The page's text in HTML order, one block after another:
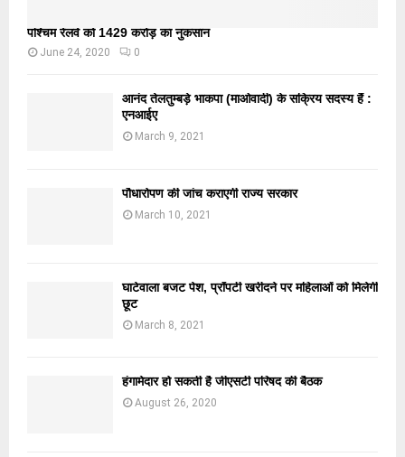
पश्चिम रेलवे को 1429 करोड़ का नुकसान
June 24, 2020 0
आनंद तेलतुम्बड़े भाकपा (माओवादी) के सक्रिय सदस्य हैं :
एनआईए
March 9, 2021
पौधारोपण की जांच कराएगी राज्य सरकार
March 10, 2021
घाटेवाला बजट पेश, प्रॉपर्टी खरीदने पर महिलाओं को मिलेगी
छूट
March 8, 2021
हंगामेदार हो सकती है जीएसटी परिषद की बैठक
August 26, 2020